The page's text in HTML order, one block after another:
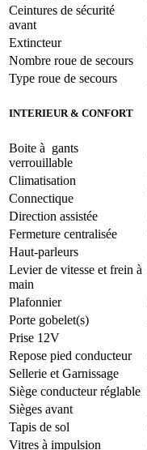
Ceintures de sécurité
avant
Extincteur
Nombre roue de secours
Type roue de secours
INTERIEUR & CONFORT
Boite à gants
verrouillable
Climatisation
Connectique
Direction assistée
Fermeture centralisée
Haut-parleurs
Levier de vitesse et frein à
main
Plafonnier
Porte gobelet(s)
Prise 12V
Repose pied conducteur
Sellerie et Garnissage
Siège conducteur réglable
Sièges avant
Tapis de sol
Vitres à impulsion